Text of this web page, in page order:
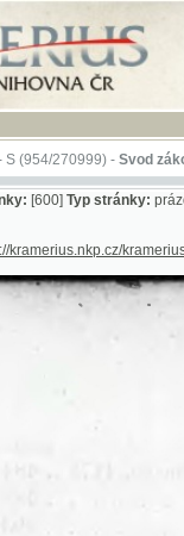
270999)-Svod zákonův
kramerius/